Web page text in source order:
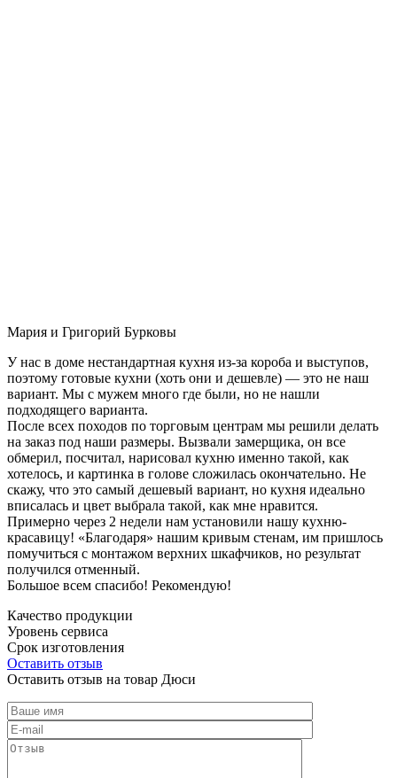
Мария и Григорий Бурковы
У нас в доме нестандартная кухня из-за короба и выступов,
поэтому готовые кухни (хоть они и дешевле) — это не наш
вариант. Мы с мужем много где были, но не нашли
подходящего варианта.
После всех походов по торговым центрам мы решили делать
на заказ под наши размеры. Вызвали замерщика, он все
обмерил, посчитал, нарисовал кухню именно такой, как
хотелось, и картинка в голове сложилась окончательно. Не
скажу, что это самый дешевый вариант, но кухня идеально
вписалась и цвет выбрала такой, как мне нравится.
Примерно через 2 недели нам установили нашу кухню-
красавицу! «Благодаря» нашим кривым стенам, им пришлось
помучиться с монтажом верхних шкафчиков, но результат
получился отменный.
Большое всем спасибо! Рекомендую!
Качество продукции
Уровень сервиса
Срок изготовления
Оставить отзыв
Оставить отзыв на товар Дюси